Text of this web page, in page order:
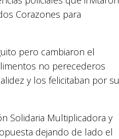
Corazones para
pero cambiaron el
no perecederos
y los felicitaban por su
Solidaria Multiplicadora y
dejando de lado el